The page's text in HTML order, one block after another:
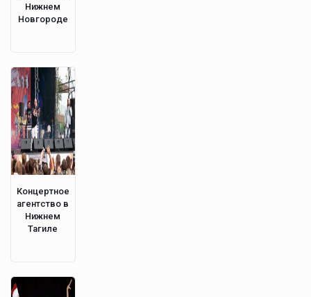
Нижнем
Новгороде
Концертное
агентство в
Нижнем
Тагиле